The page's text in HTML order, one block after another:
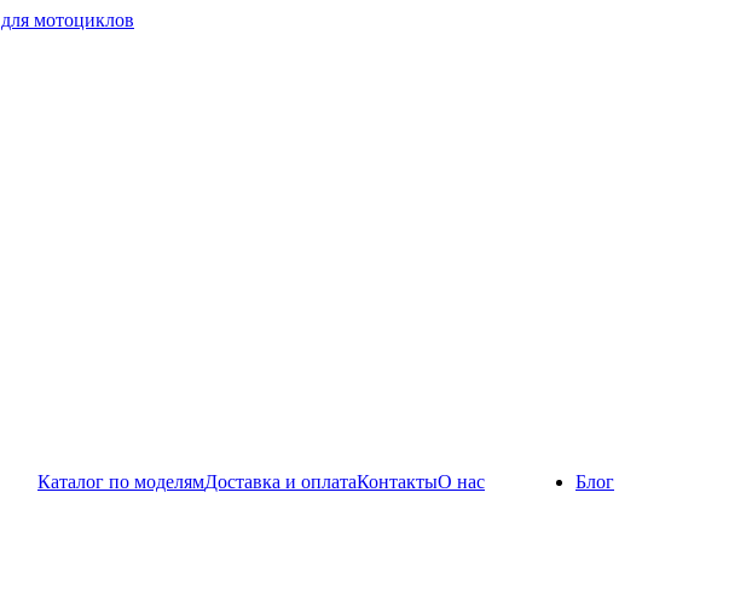
Каталог по моделямДоставка и оплатаКонтактыО нас Блог